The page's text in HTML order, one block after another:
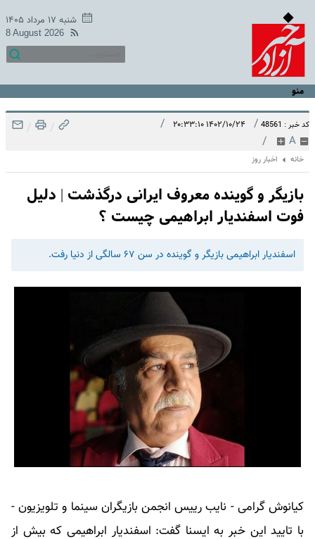
شنبه ۱۷ مرداد ۱۴۰۵
8 August 2026
منو
کد خبر : 48561 / ۱۴۰۲/۱۰/۲۴ ۲۰:۳۳:۱۰ /
A
/
/
/
خانه اخبار روز
بازیگر و گوینده معروف ایرانی درگذشت | دلیل
فوت اسفندیار ابراهیمی چیست ؟
اسفندیار ابراهیمی بازیگر و گوینده در سن ۶۷ سالگی از دنیا رفت.
کیانوش گرامی - نایب رییس انجمن بازیگران سینما و تلویزیون -
با تایید این خبر به ایسنا گفت:‌ اسفندیار ابراهیمی که بیش از